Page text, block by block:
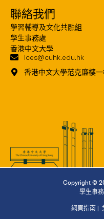
聯絡我們
學習輔導及文化共融組
學生事務處
香港中文大學
lces@cuhk.edu.hk
香港中文大學范克廉樓
Copyright ©
學生事
網頁指南|